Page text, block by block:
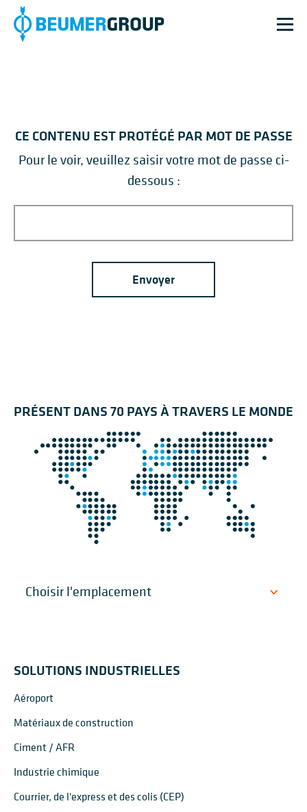
CE CONTENU EST PROTÉGÉ PAR MOT DE PASSE
Pour le voir, veuillez saisir votre mot de passe ci-
dessous :
Envoyer
PRÉSENT DANS 70 PAYS À TRAVERS LE MONDE
SOLUTIONS INDUSTRIELLES
Aéroport
Matériaux de construction
Ciment / AFR
Industrie chimique
Courrier, de l'express et des colis (CEP)